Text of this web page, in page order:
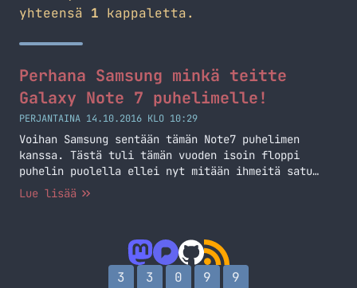
yhteensä 1 kappaletta.
Perhana Samsung minkä teitte
Galaxy Note 7 puhelimelle!
PERJANTAINA 14.10.2016 KLO 10:29
Voihan Samsung sentään tämän Note7 puhelimen
kanssa. Tästä tuli tämän vuoden isoin floppi
puhelin puolella ellei nyt mitään ihmeitä satu
tulemaan.
Lue lisää
3 3 0 9 9